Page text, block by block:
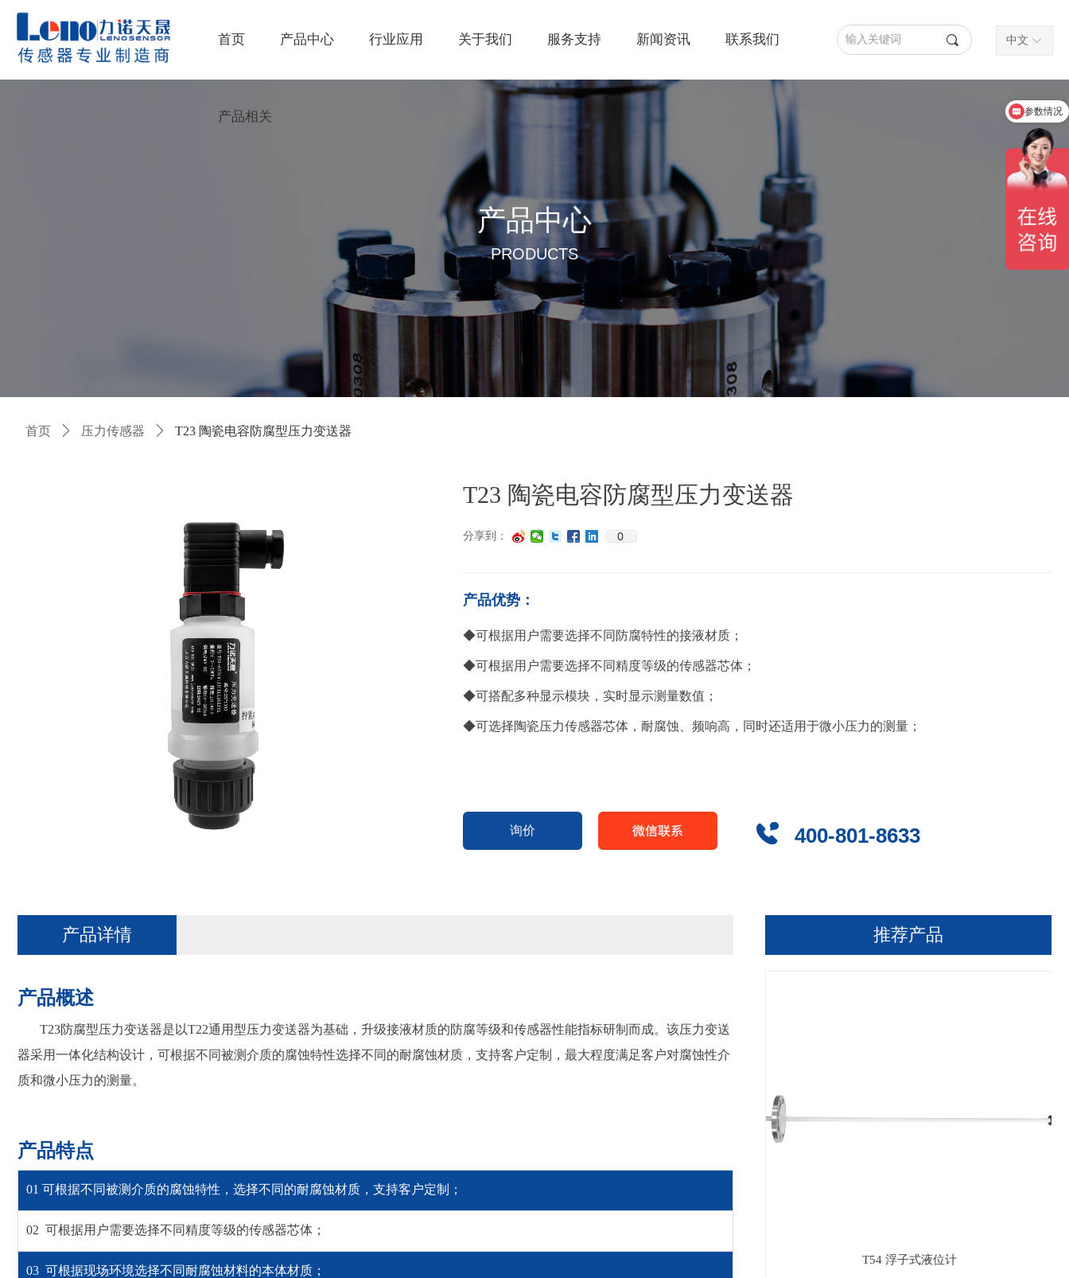
首页 产品中心 行业应用 关于我们 服务支持 新闻资讯 联系我们
产品相关
끠 ꀅ
中文
首页 ꄲ 压力传感器 ꄲ T23 陶瓷电容防腐型压力变送器
T23 陶瓷电容防腐型压力变送器
分享到： 0
询价
产品概述
T23防腐型压力变送器是以T22通用型压力变送器为基础，升级接液材质的防腐等级和传感器性能指标研制而成。该压力变送
器采用一体化结构设计，可根据不同被测介质的腐蚀特性选择不同的耐腐蚀材质，支持客户定制，最大程度满足客户对腐蚀性介
质和微小压力的测量。
产品特点
01 可根据不同被测介质的腐蚀特性，选择不同的耐腐蚀材质，支持客户定制；
02 可根据用户需要选择不同精度等级的传感器芯体；
03 可根据现场环境选择不同耐腐蚀材料的本体材质；
◆可根据用户需要选择不同防腐特性的接液材质；
◆可根据用户需要选择不同精度等级的传感器芯体；
◆可搭配多种显示模块，实时显示测量数值；
◆可选择陶瓷压力传感器芯体，耐腐蚀、频响高，同时还适用于微小压力的测量；
产品详情
400-801-8633
推荐产品
T54 浮子式液位计
产品优势：
产品中心
PRODUCTS
参数情况